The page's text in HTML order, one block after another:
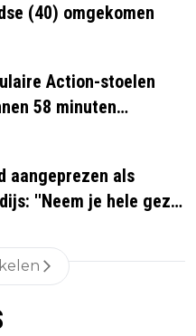
(40) omgekomen
Action-stoelen
58 minuten
zijn vandaag weer te
aangeprezen als
''Neem je hele gezin